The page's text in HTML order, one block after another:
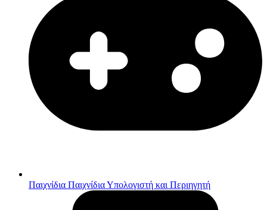
Παιχνίδια Παιχνίδια Υπολογιστή και Περιηγητή